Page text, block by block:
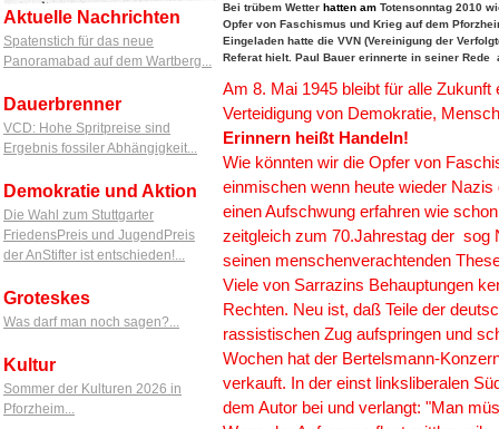
Aktuelle Nachrichten
Spatenstich für das neue
Panoramabad auf dem Wartberg...
Dauerbrenner
VCD: Hohe Spritpreise sind
Ergebnis fossiler Abhängigkeit...
Demokratie und Aktion
Die Wahl zum Stuttgarter
FriedensPreis und JugendPreis
der AnStifter ist entschieden!...
Groteskes
Was darf man noch sagen?...
Kultur
Sommer der Kulturen 2026 in
Pforzheim...
Bei trübem Wetter hatten am Totensonntag 2010
Opfer von Faschismus und Krieg auf dem
Eingeladen hatte die VVN (Vereinigung der
Referat hielt. Paul Bauer erinnerte in seiner Rede
Am 8. Mai 1945 bleibt für alle
Verteidigung von Demokratie,
Erinnern heißt Handeln!
Wie könnten wir die Opfer von
einmischen wenn heute wieder
einen Aufschwung erfahren wie
zeitgleich zum 70.Jahrestag der sog
seinen menschenverachtenden
Viele von Sarrazins Behauptungen
Rechten. Neu ist, daß Teile der
rassistischen Zug aufspringen und
Wochen hat der Bertelsmann-
verkauft. In der einst linksliberalen
dem Autor bei und verlangt: "Man